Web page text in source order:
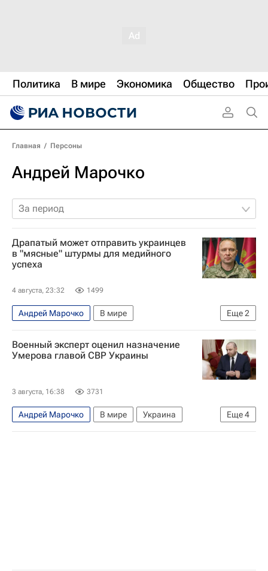
Политика В мире Экономика Общество
Главная / Персоны
Андрей Марочко
За период
Драпатый может отправить украинцев
в "мясные" штурмы для медийного
успеха
4 августа, 23:32 1499
Еще2
Андрей Марочко
В мире
Михаил Драпатый
Вооруженные силы Украины
Военный эксперт оценил назначение
Умерова главой СВР Украины
3 августа, 16:38 3731
Еще4
Андрей Марочко В мире
Украина
Рустем Умеров